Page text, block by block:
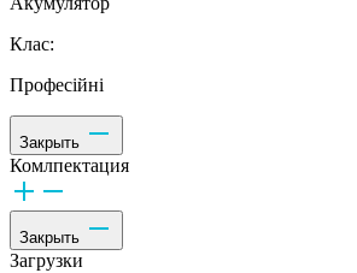
Клас:
Професійні
Закрыть
Комлпектация
Закрыть
Загрузки